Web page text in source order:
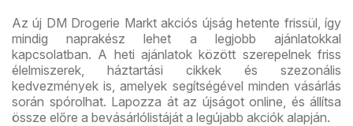
Az új DM Drogerie Markt akciós újság hetente frissül, így
mindig naprakész lehet a legjobb ajánlatokkal
kapcsolatban. A heti ajánlatok között szerepelnek friss
élelmiszerek, háztartási cikkek és szezonális
kedvezmények is, amelyek segítségével minden vásárlás
során spórolhat. Lapozza át az újságot online, és állítsa
össze előre a bevásárlólistáját a legújabb akciók alapján.